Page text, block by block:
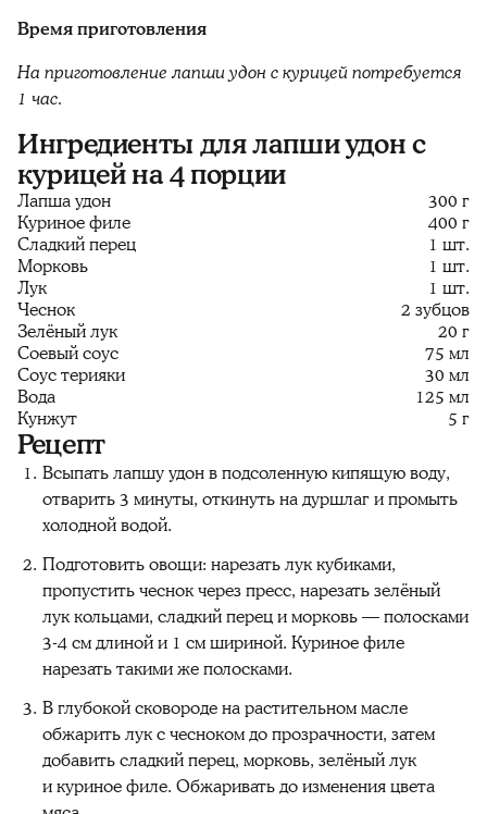
Время приготовления
На приготовление лапши удон с курицей потребуется
1 час.
Ингредиенты для лапши удон с
курицей на 4 порции
Лапша удон
300 г
Куриное филе
400 г
Сладкий перец
1 шт.
Морковь
1 шт.
Лук
1 шт.
Чеснок
2 зубцов
Зелёный лук
20 г
Соевый соус
75 мл
Соус терияки
30 мл
Вода
125 мл
Кунжут
5 г
Рецепт
Всыпать лапшу удон в подсоленную кипящую воду,
отварить 3 минуты, откинуть на дуршлаг и промыть
холодной водой.
Подготовить овощи: нарезать лук кубиками,
пропустить чеснок через пресс, нарезать зелёный
лук кольцами, сладкий перец и морковь — полосками
3-4 см длиной и 1 см шириной. Куриное филе
нарезать такими же полосками.
В глубокой сковороде на растительном масле
обжарить лук с чесноком до прозрачности, затем
добавить сладкий перец, морковь, зелёный лук
и куриное филе. Обжаривать до изменения цвета